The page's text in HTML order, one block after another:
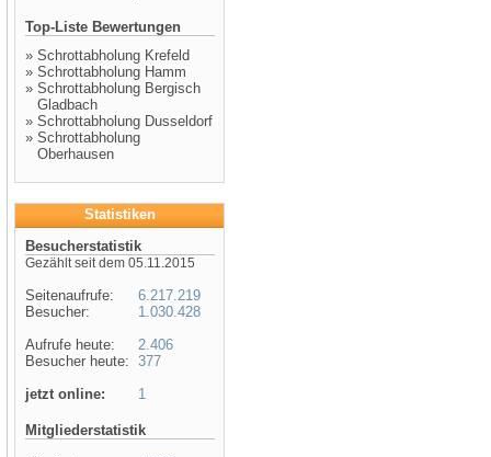
Top-Liste Bewertungen
» Schrottabholung Krefeld
» Schrottabholung Hamm
» Schrottabholung Bergisch
Gladbach
» Schrottabholung Dusseldorf
» Schrottabholung
Oberhausen
Statistiken
Besucherstatistik
Gezählt seit dem 05.11.2015
Seitenaufrufe:
Besucher:
Aufrufe heute:
Besucher heute:
jetzt online:
6.217.219
1.030.428
2.406
377
1
Mitgliederstatistik